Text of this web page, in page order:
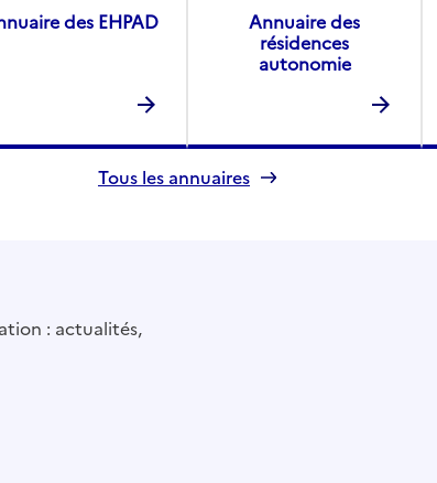
des EHPAD
Annuaire des
résidences
autonomie
Tous les annuaires
: actualités,